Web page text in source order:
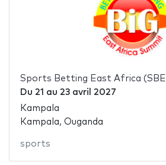
Sports Betting East Africa
Du 21 au 23 avril 2027
Kampala
Kampala, Ouganda
sports